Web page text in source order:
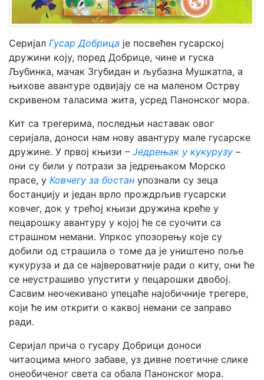
Серијал Гусар Добрица је посвећен гусарској
дружини коју, поред Добрице, чине и гуска
Љубинка, мачак Згубидан и љубазна Мушкатла, а
њихове авантуре одвијају се на маленом Острву
скривеном таласима жита, усред Панонског мора.
Кит са трегерима, последњи наставак овог
серијала, доноси нам нову авантуру мале гусарске
дружине. У првој књизи – Једрењак у кукурузу –
они су били у потрази за једрењаком Морско
прасе, у Ковчегу за бостан упознали су зеца
бостанџију и један врло прождрљив гусарски
ковчег, док у трећој књизи дружина креће у
пецарошку авантуру у којој ће се суочити са
страшном немани. Упркос упозорењу које су
добили од страшила о томе да је уништено поље
кукуруза и да се највероватније ради о киту, они ће
се неустрашиво упустити у пецарошки двобој.
Сасвим неочекивано упецаће најобичније трегере,
који ће им открити о каквој немани се заправо
ради.
Серијал прича о гусару Добрици доноси
читаоцима много забаве, уз дивне поетичне слике
онеобиченог света са обала Панонског мора.